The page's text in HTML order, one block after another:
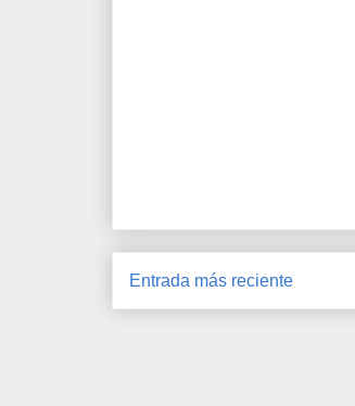
Entrada más reciente